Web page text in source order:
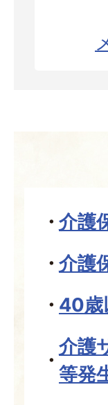
介護
介護
40歳
介護
等発